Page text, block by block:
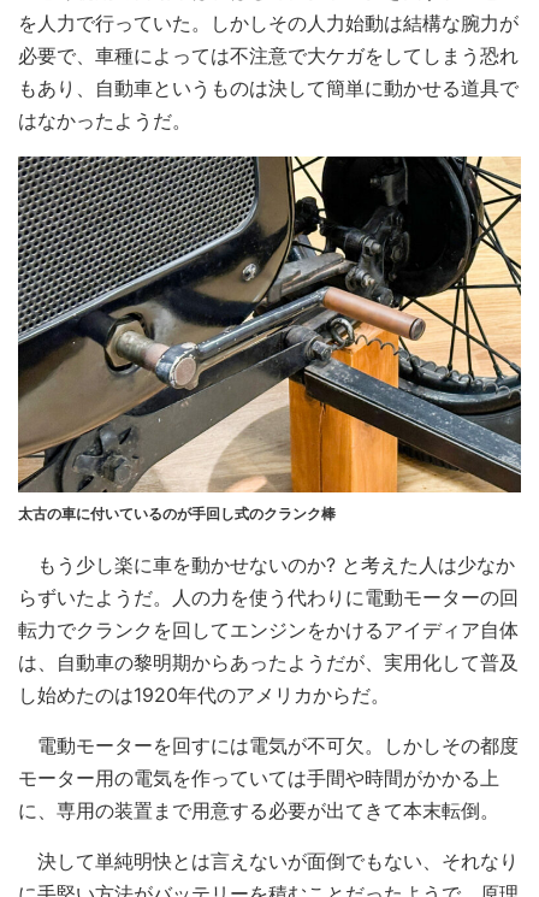
を人力で行っていた。しかしその人力始動は結構な腕力が
必要で、車種によっては不注意で大ケガをしてしまう恐れ
もあり、自動車というものは決して簡単に動かせる道具で
はなかったようだ。
太古の車に付いているのが手回し式のクランク棒
もう少し楽に車を動かせないのか? と考えた人は少なか
らずいたようだ。人の力を使う代わりに電動モーターの回
転力でクランクを回してエンジンをかけるアイディア自体
は、自動車の黎明期からあったようだが、実用化して普及
し始めたのは1920年代のアメリカからだ。
電動モーターを回すには電気が不可欠。しかしその都度
モーター用の電気を作っていては手間や時間がかかる上
に、専用の装置まで用意する必要が出てきて本末転倒。
決して単純明快とは言えないが面倒でもない、それなり